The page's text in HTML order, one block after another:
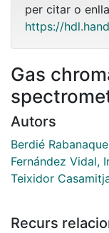
per citar o
https://
Gas
Autors
Berdié
Fernández Vidal,
Teixidor
Recurs